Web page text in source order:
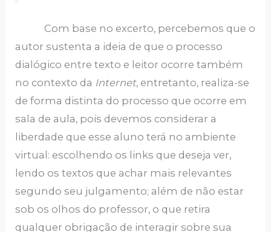
Com base no excerto, percebemos que o
autor sustenta a ideia de que o processo
dialógico entre texto e leitor ocorre também
no contexto da Internet, entretanto, realiza-se
de forma distinta do processo que ocorre em
sala de aula, pois devemos considerar a
liberdade que esse aluno terá no ambiente
virtual: escolhendo os links que deseja ver,
lendo os textos que achar mais relevantes
segundo seu julgamento; além de não estar
sob os olhos do professor, o que retira
qualquer obrigação de interagir sobre sua